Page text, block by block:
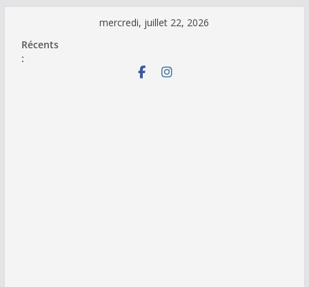
contenu
mercredi, juillet 22, 2026
Récents
: